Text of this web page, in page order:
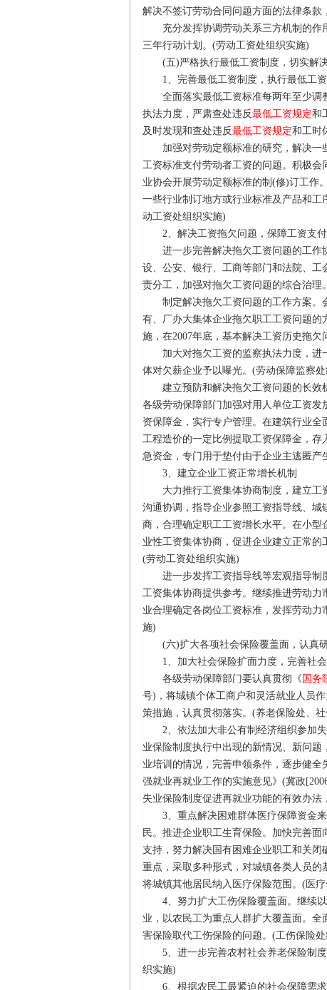
解决不签订劳动合同问题方面的法律条款
充分发挥协调劳动关系三方机制的作
三年行动计划。(劳动工资处组织实施)
(五)严格执行最低工资制度，切实解
1、完善最低工资制度，执行最低工
全面落实最低工资标准每两年至少调
执法力度，严肃查处违反最低工资规定和
及时发现和查处违反最低工资规定和工时
加强对劳动定额标准的研究，解决一
工资标准支付劳动者工资的问题。积极
业协会开展劳动定额标准的制(修)订工作
一些行业制订地方或行业标准及产品和
动工资处组织实施)
2、解决工资拖欠问题，保障工资支付
进一步完善解决拖欠工资问题的工作
设、公安、银行、工商等部门和法院、
责分工，加强对拖欠工资问题的综合治理
制定解决拖欠工资问题的工作方案。
有、厂办大集体企业拖欠职工工资问题
施，在2007年底，基本解决工资历史拖
加大对拖欠工资的监察执法力度，进
体对欠薪企业予以曝光。(劳动保障监察
建立预防和解决拖欠工资问题的长效
各级劳动保障部门加强对用人单位工资
资保障金，实行专户管理。在建筑行业
工程造价的一定比例提取工资保障金，
急资金，专门用于垫付由于企业主逃匿产
3、建立企业工资正常增长机制
大力推行工资集体协商制度，建立工
沟通协调，指导企业参照工资指导线、城
商，合理确定职工工资增长水平。在小
业性工资集体协商，促进企业建立正常的
(劳动工资处组织实施)
进一步发挥工资指导线等宏观指导制
工资集体协商提供参考。继续推进劳动
业合理确定各岗位工资标准，发挥劳动
施)
(六)扩大各项社会保险覆盖面，认真研
1、加大社会保险扩面力度，完善社会
各级劳动保障部门要认真贯彻《 国务
号)，将城镇个体工商户和灵活就业人员
策措施，认真贯彻落实。(养老保险处、
2、依法加大非公有制 经济组织参加
业保险制度执行中出现的新情况、新问
业培训的情况，完善申领条件，逐步健
强就业再就业工作的实施意见》(冀政
失业保险制度促进再就业功能的有效办
3、重点解决困难群体医疗保障资金来
民。推进企业职工生育保险。加快完善
支持，努力解决国有困难企业职工和关
重点，采取多种形式，对城镇各类人员
将城镇其他居民纳入医疗保险范围。(医
4、努力扩大工伤保险覆盖面。继续以
业，以农民工为重点人群扩大覆盖面。全
害保险取代工伤保险的问题。(工伤保险
5、进一步完善农村社会养老保险制度
织实施)
6、根据农民工最紧迫的社会保障需求